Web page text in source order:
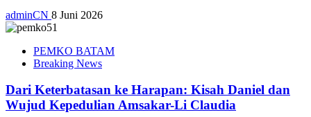
adminCN 8 Juni 2026
PEMKO BATAM
Breaking News
Dari Keterbatasan ke Harapan: Kisah Daniel dan
Wujud Kepedulian Amsakar-Li Claudia